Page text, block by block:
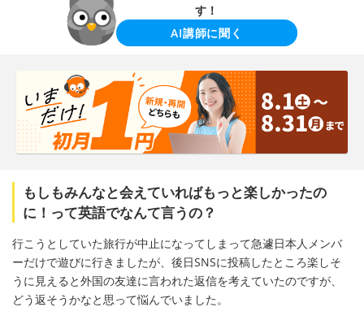
す！
AI講師に聞く
もしもみんなと会えていればもっと楽しかったの
に！って英語でなんて言うの？
行こうとしていた旅行が中止になってしまって急遽日本人メンバ
ーだけで遊びに行きましたが、後日SNSに投稿したところ楽しそ
うに見えると外国の友達に言われた返信を考えていたのですが、
どう返そうかなと思って悩んでいました。